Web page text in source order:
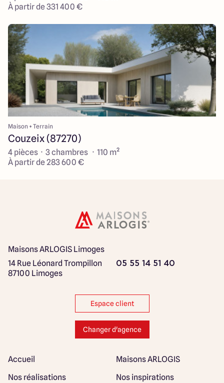
À partir de 331 400 €
Maison + Terrain
Couzeix (87270)
4 pièces · 3 chambres · 110 m²
À partir de 283 600 €
Maisons ARLOGIS Limoges
14 Rue Léonard Trompillon
87100 Limoges
05 55 14 51 40
Espace client
Changer d'agence
Accueil
Maisons ARLOGIS
Nos réalisations
Nos inspirations